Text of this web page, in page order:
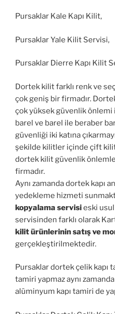
Pursaklar Kale Kapı Kilit,
Pursaklar Yale Kilit Servisi,
Pursaklar Dierre Kapı Kilit
Dortek kilit farklı renk ve
çok geniş bir firmadır.
çok yüksek güvenlik önlemi
barel ve barel ile beraber
güvenliği iki katına
şekilde kilitler içinde çift
dortek kilit güvenlik
firmadır.
Aynı zamanda dortek kapı
yedekleme hizmeti
kopyalama servisieski
servisinden farklı olarak
kilit ürünlerinin satış ve
gerçekleştirilmektedir.
Pursaklar dortek çelik kapı
tamiri yapmaz aynı
alüminyum kapı tamiri de